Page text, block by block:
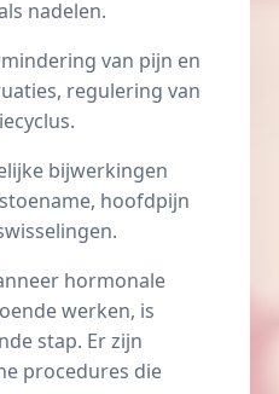
nadelen.
van pijn en
regulering van
bijwerkingen
hoofdpijn
hormonale
werken, is
stap. Er zijn
procedures die